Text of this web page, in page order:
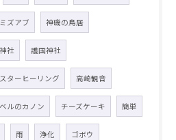
ズアブ 神磯の鳥居
社 護国神社
ターヒーリング 高崎観音
ルのカノン チーズケーキ 簡単
雨 浄化 ゴボウ